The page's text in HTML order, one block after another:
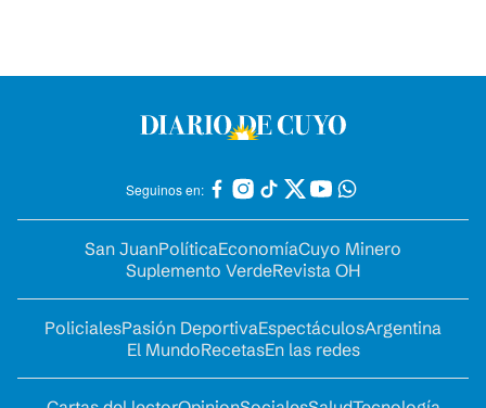
Seguinos en:
San JuanPolíticaEconomíaCuyo Minero
Suplemento VerdeRevista OH
PolicialesPasión DeportivaEspectáculosArgentina
El MundoRecetasEn las redes